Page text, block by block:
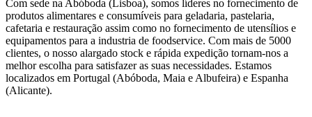
Com sede na Abóboda (Lisboa), somos líderes no fornecimento de
produtos alimentares e consumíveis para geladaria, pastelaria,
cafetaria e restauração assim como no fornecimento de utensílios e
equipamentos para a industria de foodservice. Com mais de 5000
clientes, o nosso alargado stock e rápida expedição tornam-nos a
melhor escolha para satisfazer as suas necessidades. Estamos
localizados em Portugal (Abóboda, Maia e Albufeira) e Espanha
(Alicante).